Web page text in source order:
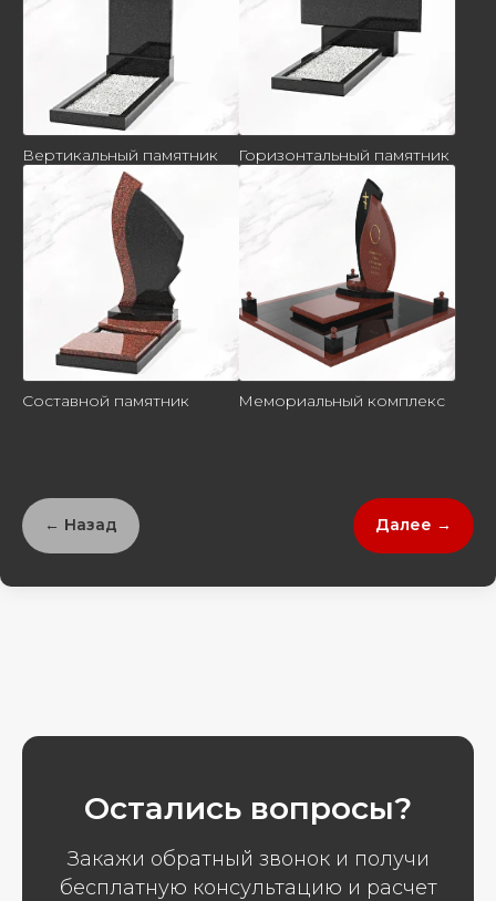
Вертикальный памятник Горизонтальный памятник
Составной памятник Мемориальный комплекс
← Назад Далее →
Остались вопросы?
Закажи обратный звонок и получи
бесплатную консультацию и расчет